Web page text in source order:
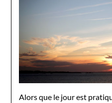
Alors que le jour est